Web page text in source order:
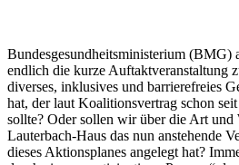
Bundesgesundheitsministerium (BMG)
endlich die kurze Auftaktveranstaltung
diverses, inklusives und barrierefreies
hat, der laut Koalitionsvertrag schon
sollte? Oder sollen wir über die Art und
Lauterbach-Haus das nun anstehende
dieses Aktionsplanes angelegt hat?